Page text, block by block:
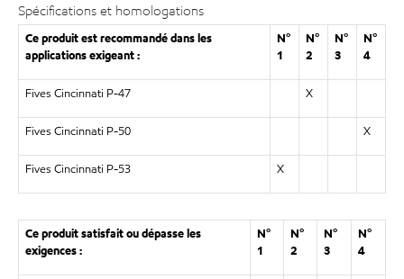
Spécifications et homologations
Ce produit est recommandé dans les
applications exigeant :
N°
1
N°
2
N°
3
N°
4
Fives Cincinnati P-47 X
Fives Cincinnati P-50 X
Fives Cincinnati P-53 X
Ce produit satisfait ou dépasse les
exigences :
N°
1
N°
2
N°
3
N°
4